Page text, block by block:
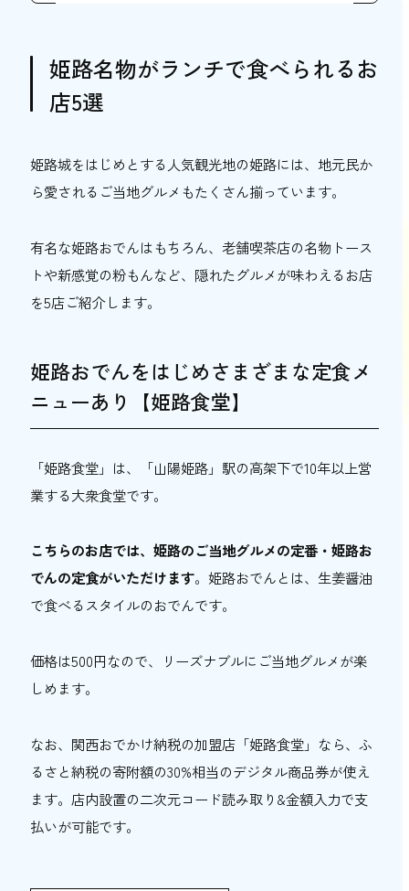
おひとり様にも◎おうちご飯のようにお腹
を満たすなら【まいどおおきに姫路飾磨食
駅直結の好アクセスで本格お蕎麦を楽しむ
【おらが蕎麦 姫路ピオレ店】
1,000円以下の定食メニューあり【お食事処
チ多数【うおっとり】
リーズナブルな中華ランチ【豐韻】
20センチ超えの大きなエビフライをリーズ
姫路でゆっくりできるおすすめランチ5選
理 すし一】
個室（10名～）でミシュラン掲載の蕎麦を
食べられる【花そば・料理 ゆう】
白雲まこと】
個室ありの和食懐石で贅沢なランチタイム
を過ごす【懐石鷺風】
姫路で穴場のランチおすすめ店6選
自然薯を使ったとろろランチ【倭風酔】
姫路名物がランチで食べられるお
店5選
姫路城をはじめとする人気観光地の姫路には、地元民か
ら愛されるご当地グルメもたくさん揃っています。
有名な姫路おでんはもちろん、老舗喫茶店の名物トース
トや新感覚の粉もんなど、隠れたグルメが味わえるお店
を5店ご紹介します。
姫路おでんをはじめさまざまな定食メ
ニューあり【姫路食堂】
「姫路食堂」は、「山陽姫路」駅の高架下で10年以上営
業する大衆食堂です。
こちらのお店では、姫路のご当地グルメの定番・姫路お
でんの定食がいただけます。姫路おでんとは、生姜醤油
で食べるスタイルのおでんです。
価格は500円なので、リーズナブルにご当地グルメが楽
しめます。
なお、関西おでかけ納税の加盟店「姫路食堂」なら、ふ
るさと納税の寄附額の30%相当のデジタル商品券が使え
ます。店内設置の二次元コード読み取り&金額入力で支
払いが可能です。